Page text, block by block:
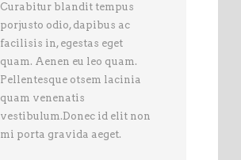
Curabitur blandit tempus
porjusto odio, dapibus ac
facilisis in, egestas eget
quam. Aenen eu leo quam.
Pellentesque otsem lacinia
quam venenatis
vestibulum.Donec id elit non
mi porta gravida aeget.